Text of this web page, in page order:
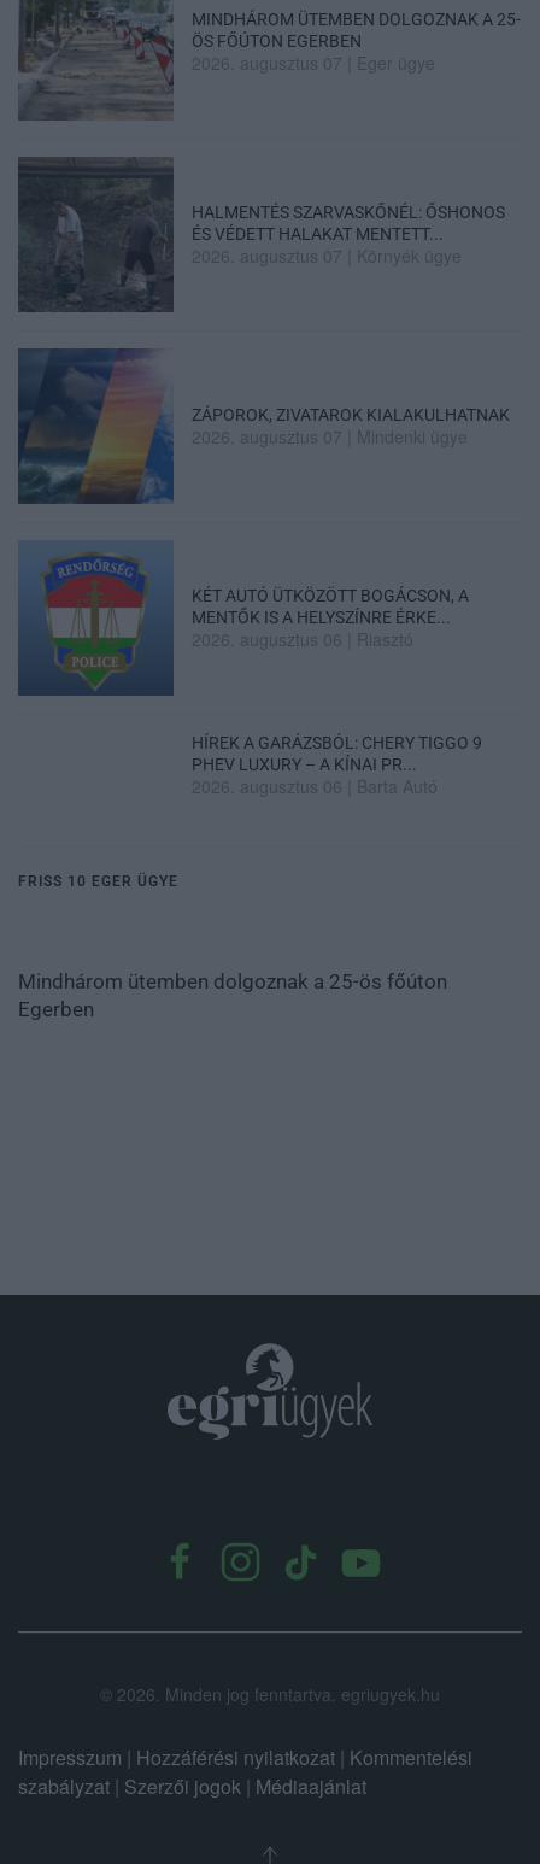
MINDHÁROM ÜTEMBEN DOLGOZNAK A 25-
ÖS FŐÚTON EGERBEN
2026. augusztus 07 Eger ügye
HALMENTÉS SZARVASKŐNÉL: ŐSHONOS
ÉS VÉDETT HALAKAT MENTETT...
2026. augusztus 07 Környék ügye
ZÁPOROK, ZIVATAROK KIALAKULHATNAK
2026. augusztus 07 Mindenki ügye
KÉT AUTÓ ÜTKÖZÖTT BOGÁCSON, A
MENTŐK IS A HELYSZÍNRE ÉRKE...
2026. augusztus 06 Riasztó
HÍREK A GARÁZSBÓL: CHERY TIGGO 9
PHEV LUXURY – A KÍNAI PR...
2026. augusztus 06 Barta Autó
FRISS 10 EGER ÜGYE
Mindhárom ütemben dolgoznak a 25-ös főúton
Egerben
© 2026. Minden jog fenntartva. egriugyek.hu
Impresszum | Hozzáférési nyilatkozat | Kommentelési
szabályzat | Szerzői jogok | Médiaajánlat